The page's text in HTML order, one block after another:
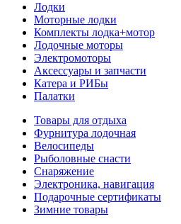
Лодки
Моторные лодки
Комплекты лодка+мотор
Лодочные моторы
Электромоторы
Аксессуары и запчасти
Катера и РИБы
Палатки
Товары для отдыха
Фурнитура лодочная
Велосипеды
Рыболовные снасти
Снаряжение
Электроника, навигация
Подарочные сертификаты
Зимние товары